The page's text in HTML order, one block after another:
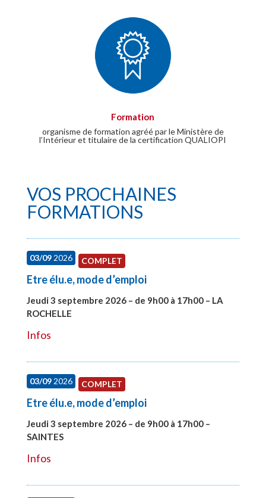
Formation
organisme de formation agréé par le Ministère de
l’Intérieur et titulaire de la certification QUALIOPI
VOS PROCHAINES
FORMATIONS
03/092026 COMPLET
Etre élu.e, mode d’emploi
Jeudi 3 septembre 2026 – de 9h00 à 17h00 – LA
ROCHELLE
Infos
03/092026 COMPLET
Etre élu.e, mode d’emploi
Jeudi 3 septembre 2026 – de 9h00 à 17h00 –
SAINTES
Infos